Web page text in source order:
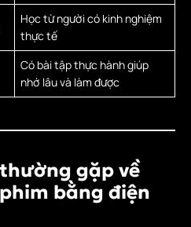
Học từ người có kinh nghiệm
thực tế
Có bài tập thực hành giúp
nhớ lâu và làm được
gặp về
bằng điện